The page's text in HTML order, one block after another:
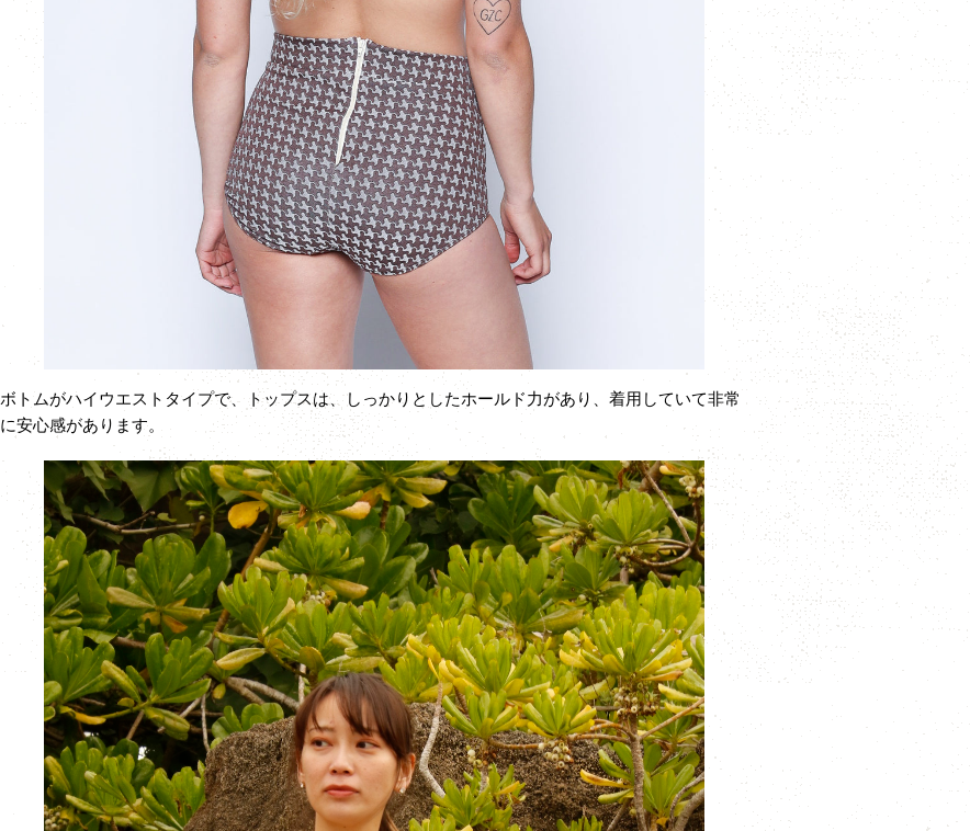
ボトムがハイウエストタイプで、トップスは、しっかりとしたホールド力があり、着用していて非常
に安心感があります。